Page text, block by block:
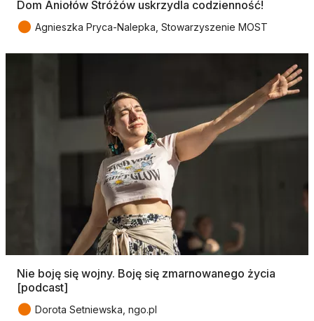
Dom Aniołów Stróżów uskrzydla codzienność!
● Agnieszka Pryca-Nalepka, Stowarzyszenie MOST
Nie boję się wojny. Boję się zmarnowanego życia
[podcast]
● Dorota Setniewska, ngo.pl